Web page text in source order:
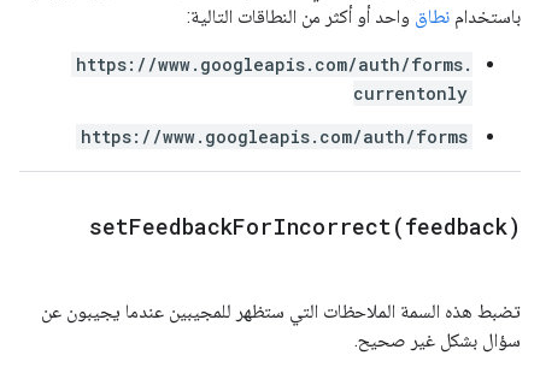
باستخدام نطاق واحد أو أكثر من النطاقات التالية:
https://www.googleapis.com/auth/forms.
currentonly
https://www.googleapis.com/auth/forms
setFeedbackForIncorrect(feedback)
تضبط هذه السمة الملاحظات التي ستظهر للمجيبين عندما يجيبون عن
سؤال بشكل غير صحيح.